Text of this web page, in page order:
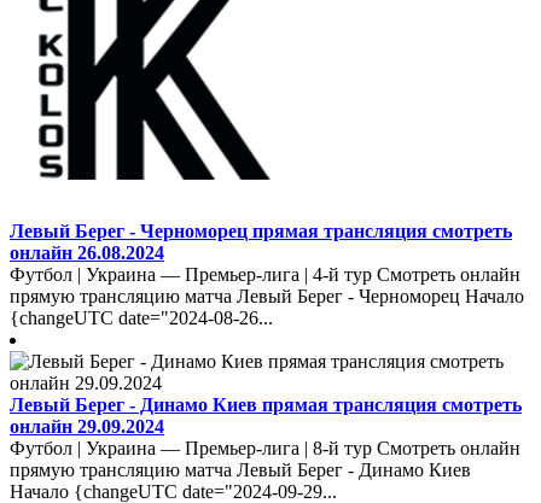
Левый Берег - Черноморец прямая трансляция смотреть
онлайн 26.08.2024
Футбол | Украина — Премьер-лига | 4-й тур Смотреть онлайн
прямую трансляцию матча Левый Берег - Черноморец Начало
{changeUTC date="2024-08-26...
Левый Берег - Динамо Киев прямая трансляция смотреть
онлайн 29.09.2024
Футбол | Украина — Премьер-лига | 8-й тур Смотреть онлайн
прямую трансляцию матча Левый Берег - Динамо Киев
Начало {changeUTC date="2024-09-29...